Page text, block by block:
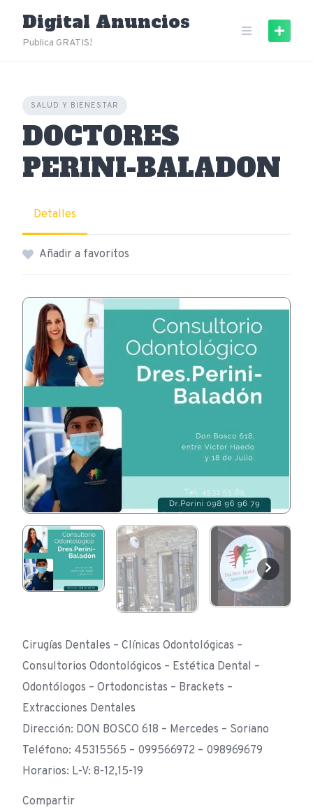
content
Digital Anuncios
Publica GRATIS!
SALUD Y BIENESTAR
DOCTORES
PERINI-BALADON
Detalles
Añadir a favoritos
Cirugías Dentales – Clínicas Odontológicas –
Consultorios Odontológicos – Estética Dental –
Odontólogos – Ortodoncistas – Brackets –
Extracciones Dentales
Dirección: DON BOSCO 618 – Mercedes – Soriano
Teléfono: 45315565 – 099566972 – 098969679
Horarios: L-V: 8-12,15-19
Compartir